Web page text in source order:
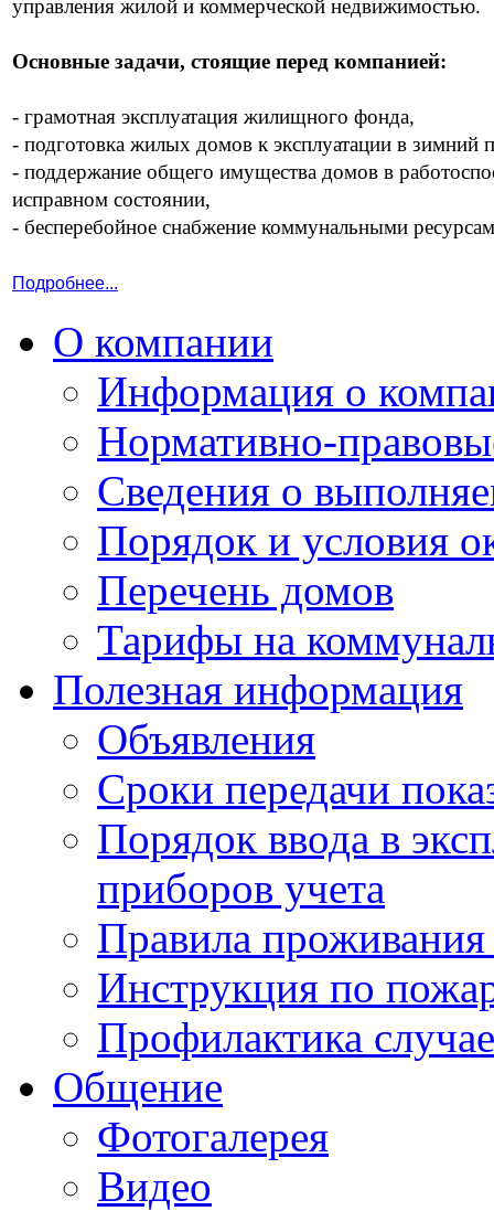
управления жилой и коммерческой недвижимостью.
Основные задачи, стоящие перед компанией:
- грамотная эксплуатация жилищного фонда,
- подготовка жилых домов к эксплуатации в зимний
- поддержание общего имущества домов в
исправном состоянии,
- бесперебойное снабжение коммунальными
Подробнее...
О компании
Информация о
Нормативно-
Сведения о
Порядок и условия
Перечень домов
Тарифы на
Полезная информация
Объявления
Сроки передачи
Порядок ввода в
приборов учета
Правила
Инструкция по
Профилактика
Общение
Фотогалерея
Видео